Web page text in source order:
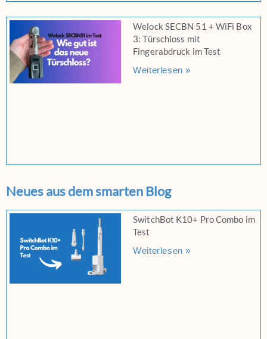
Welock SECBN 51 + WiFi Box
3: Türschloss mit
Fingerabdruck im Test
Weiterlesen »
Neues aus dem smarten Blog
SwitchBot K10+ Pro Combo im
Test
Weiterlesen »